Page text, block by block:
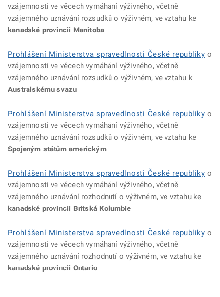
vzájemnosti ve věcech vymáhání výživného, včetně
vzájemného uznávání rozsudků o výživném, ve vztahu ke
kanadské provincii Manitoba
Prohlášení Ministerstva spravedlnosti České republiky o
vzájemnosti ve věcech vymáhání výživného, včetně
vzájemného uznávání rozsudků o výživném, ve vztahu k
Australskému svazu
Prohlášení Ministerstva spravedlnosti České republiky o
vzájemnosti ve věcech vymáhání výživného, včetně
vzájemného uznávání rozsudků o výživném, ve vztahu ke
Spojeným státům americkým
Prohlášení Ministerstva spravedlnosti České republiky o
vzájemnosti ve věcech vymáhání výživného, včetně
vzájemného uznávání rozhodnutí o výživném, ve vztahu ke
kanadské provincii Britská Kolumbie
Prohlášení Ministerstva spravedlnosti České republiky o
vzájemnosti ve věcech vymáhání výživného, včetně
vzájemného uznávání rozhodnutí o výživném, ve vztahu ke
kanadské provincii Ontario